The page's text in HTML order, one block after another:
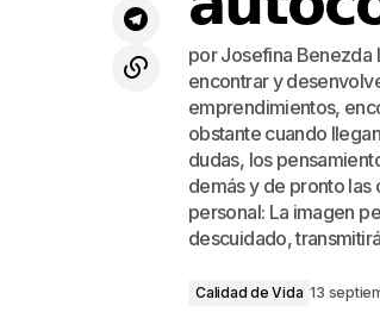
por Josefina Benezda
encontrar y
emprendimientos,
obstante cuando
dudas, los
demás y de pronto las
personal: La imagen
descuidado,
Calidad de Vida 13